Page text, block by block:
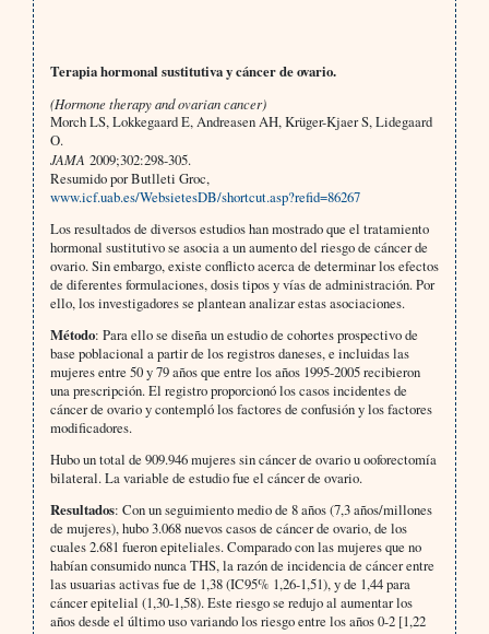
Terapia hormonal sustitutiva y cáncer de ovario.
(Hormone therapy and ovarian cancer)
Morch LS, Lokkegaard E, Andreasen AH, Krüger-Kjaer S, Lidegaard
O.
JAMA 2009;302:298-305.
Resumido por Butlleti Groc,
www.icf.uab.es/WebsietesDB/shortcut.asp?refid=86267
Los resultados de diversos estudios han mostrado que el tratamiento
hormonal sustitutivo se asocia a un aumento del riesgo de cáncer de
ovario. Sin embargo, existe conflicto acerca de determinar los efectos
de diferentes formulaciones, dosis tipos y vías de administración. Por
ello, los investigadores se plantean analizar estas asociaciones.
Método: Para ello se diseña un estudio de cohortes prospectivo de
base poblacional a partir de los registros daneses, e incluidas las
mujeres entre 50 y 79 años que entre los años 1995-2005 recibieron
una prescripción. El registro proporcionó los casos incidentes de
cáncer de ovario y contempló los factores de confusión y los factores
modificadores.
Hubo un total de 909.946 mujeres sin cáncer de ovario u ooforectomía
bilateral. La variable de estudio fue el cáncer de ovario.
Resultados: Con un seguimiento medio de 8 años (7,3 años/millones
de mujeres), hubo 3.068 nuevos casos de cáncer de ovario, de los
cuales 2.681 fueron epiteliales. Comparado con las mujeres que no
habían consumido nunca THS, la razón de incidencia de cáncer entre
las usuarias activas fue de 1,38 (IC95% 1,26-1,51), y de 1,44 para
cáncer epitelial (1,30-1,58). Este riesgo se redujo al aumentar los
años desde el último uso variando los riesgo entre los años 0-2 [1,22